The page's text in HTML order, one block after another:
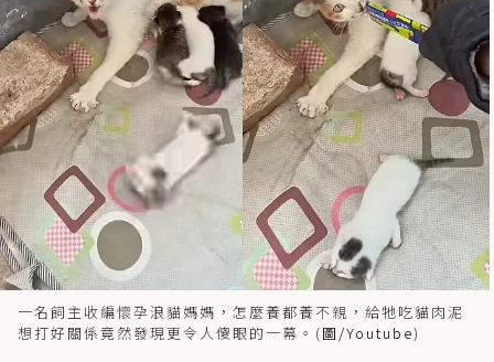
一名飼主收編懷孕浪貓媽媽，怎麼養都養不親，給牠吃貓肉泥
想打好關係竟然發現更令人傻眼的一幕。(圖/Youtube)